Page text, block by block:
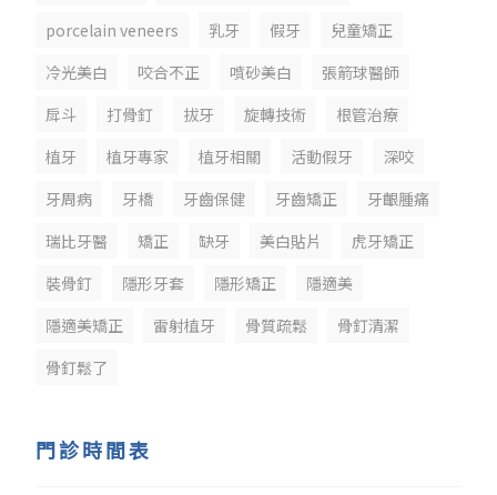
porcelain veneers
乳牙 假牙
兒童矯正
冷光美白
咬合不正 噴砂美白
張箭球醫師
戽斗
打骨釘 拔牙 旋轉技術
根管治療
植牙
植牙專家 植牙相關 活動假牙
深咬
牙周病
牙橋 牙齒保健 牙齒矯正
牙齦腫痛
瑞比牙醫
矯正 缺牙 美白貼片
虎牙矯正
裝骨釘
隱形牙套 隱形矯正
隱適美
隱適美矯正
雷射植牙 骨質疏鬆
骨釘清潔
骨釘鬆了
門診時間表